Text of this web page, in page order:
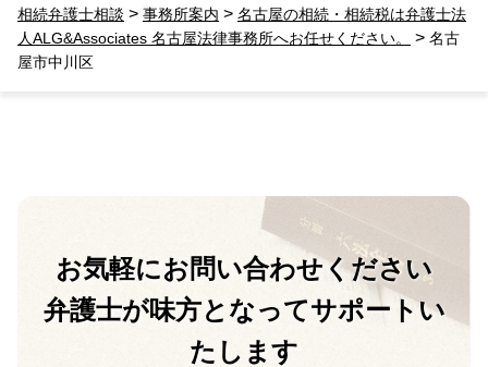
相続弁護士相談 > 事務所案内 > 名古屋の相続・相続税は弁護士法
人ALG&Associates 名古屋法律事務所へお任せください。
> 名古
屋市中川区
お気軽にお問い合わせください
弁護士が味方となってサポートい
たします